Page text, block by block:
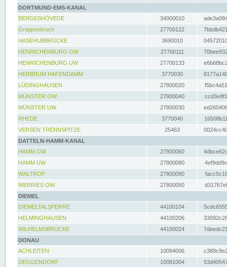
DORTMUND-EMS-KANAL
BERGESHÖVEDE
34000010
Groppenbruch
27700122
HASEHUBBRÜCKE
3690010
HENRICHENBURG OW
27700111
HENRICHENBURG UW
27700133
HERBRUM HAFENDAMM
3770030
LÜDINGHAUSEN
27800020
MÜNSTER OW
27800040
MÜNSTER UW
27800030
RHEDE
3770040
VERSEN TRENNSPITZE
25463
DATTELN-HAMM-KANAL
HAMM OW
27800060
HAMM UW
27800080
WALTROP
27800090
WERRIES OW
27800050
DIEMEL
DIEMELTALSPERRE
44100104
HELMINGHAUSEN
44100206
WILHELMSBRÜCKE
44100024
DONAU
ACHLEITEN
10094006
DEGGENDORF
10081004